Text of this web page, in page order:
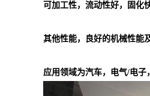
可加工性，流动性好，固化
其他性能，良好的机械性能
应用领域为汽车，电气/电子